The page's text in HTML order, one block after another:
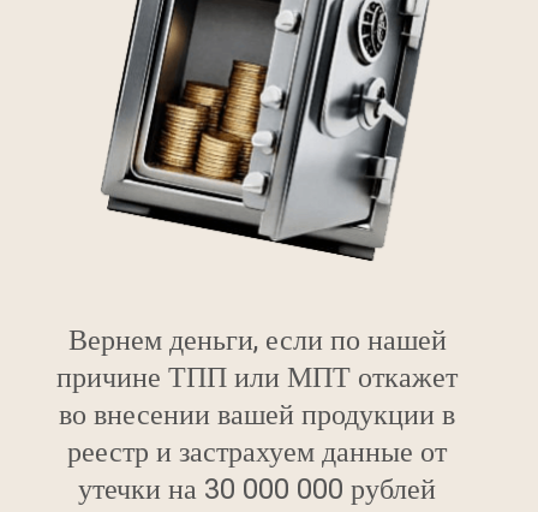
Вернем деньги, если по нашей
причине ТПП или МПТ откажет
во внесении вашей продукции в
реестр и застрахуем данные от
утечки на 30 000 000 рублей